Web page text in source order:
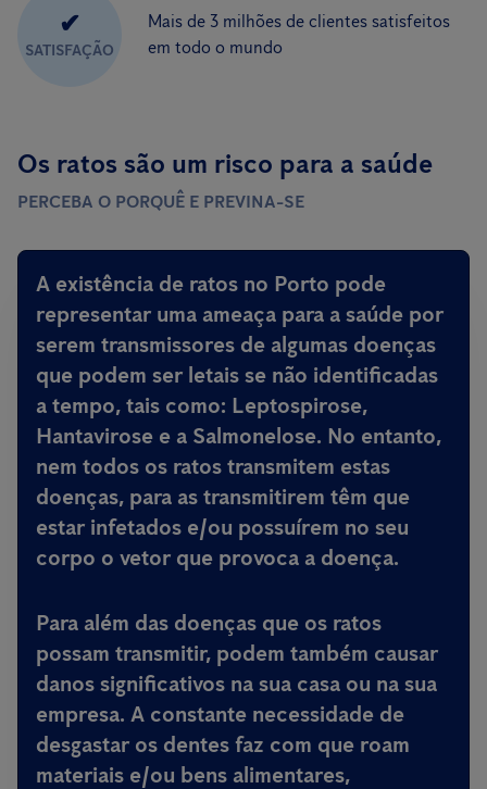
✔
SATISFAÇÃO
Mais de 3 milhões de clientes satisfeitos
em todo o mundo
Os ratos são um risco para a saúde
PERCEBA O PORQUÊ E PREVINA-SE
A existência de ratos no Porto pode
representar uma ameaça para a saúde por
serem transmissores de algumas doenças
que podem ser letais se não identificadas
a tempo, tais como: Leptospirose,
Hantavirose e a Salmonelose. No entanto,
nem todos os ratos transmitem estas
doenças, para as transmitirem têm que
estar infetados e/ou possuírem no seu
corpo o vetor que provoca a doença.
Para além das doenças que os ratos
possam transmitir, podem também causar
danos significativos na sua casa ou na sua
empresa. A constante necessidade de
desgastar os dentes faz com que roam
materiais e/ou bens alimentares,